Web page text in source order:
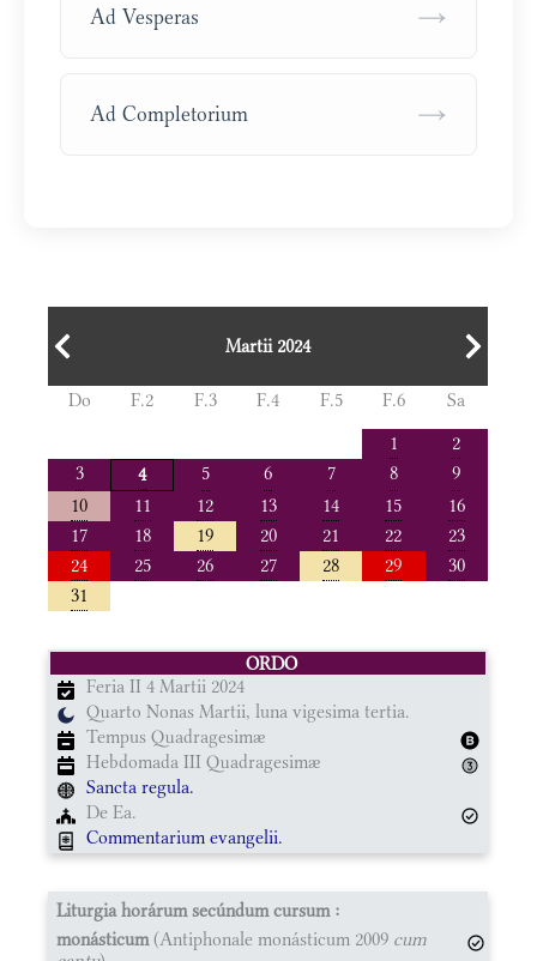
Ad Vesperas →
Ad Completorium →
Martii 2024
Do F.2 F.3 F.4 F.5 F.6
Sa
1
2
3
4 5 6 7 8
9
10
11 12 13 14 15
16
17
18 19 20 21 22
23
24
25 26 27 28 29
30
31
ORDO
Feria II 4 Martii 2024
Quarto Nonas Martii, luna vigesima tertia.
Tempus Quadragesimæ
Hebdomada III Quadragesimæ
Sancta regula.
De Ea.
Commentarium evangelii.
Liturgia horárum secúndum cursum :
monásticum(Antiphonale monásticum 2009 cum